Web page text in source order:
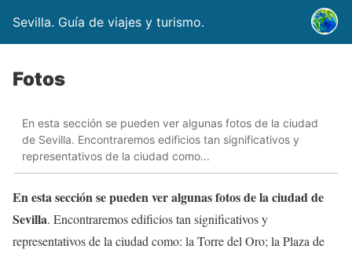
Sevilla. Guía de viajes y turismo.
Fotos
En esta sección se pueden ver algunas fotos de la ciudad
de Sevilla. Encontraremos edificios tan significativos y
representativos de la ciudad como...
En esta sección se pueden ver algunas fotos de la ciudad de
Sevilla. Encontraremos edificios tan significativos y
representativos de la ciudad como: la Torre del Oro; la Plaza de